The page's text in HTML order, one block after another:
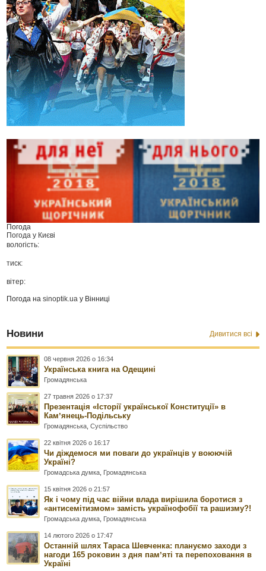
Погода
Погода у Києві
вологість:
тиск:
вітер:
Погода наsinoptik.ua у Вінниці
Новини Дивитися всі
08 червня 2026 о 16:34
Українська книга на Одещині
Громадянська
27 травня 2026 о 17:37
Презентація «Історії української Конституції» в
Камʼянець-Подільську
Громадянська,Суспільство
22 квітня 2026 о 16:17
Чи діждемося ми поваги до українців у воюючій
Україні?
Громадська думка, Громадянська
15 квітня 2026 о 21:57
Як і чому під час війни влада вирішила боротися з
«антисемітизмом» замість українофобії та рашизму?!
Громадська думка, Громадянська
14 лютого 2026 о 17:47
Останній шлях Тараса Шевченка: плануємо заходи з
нагоди 165 роковин з дня памʼяті та перепоховання в
Україні